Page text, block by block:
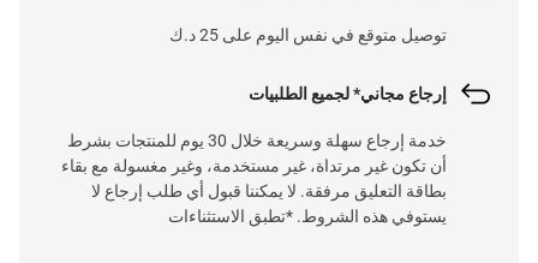
توصيل متوقع في نفس اليوم على 25 د.ك
إرجاع مجاني* لجميع الطلبيات
خدمة إرجاع سهلة وسريعة خلال 30 يوم للمنتجات بشرط
أن تكون غير مرتداة، غير مستخدمة، وغير مغسولة مع بقاء
بطاقة التعليق مرفقة. لا يمكننا قبول أي طلب إرجاع لا
يستوفي هذه الشروط. *تطبق الاستثناءات